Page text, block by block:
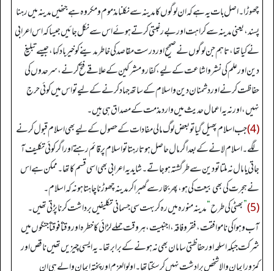
چھوڑا۔ اصل بات یہ ہے کہ ان لوگوں کا مدینہ سے نکلنا مذموم ومکروہ ہے جنھیں مدینہ میں رہنا
پسند، یعنی مدینہ سے کراہت اور بے رغبتی کرتے ہوئے اس سے نکل جائیں جیسا کہ اس اعرابی
نے کیا تھا، تاہم جن لوگوں نے صحیح اور درست مقاصد کی خاطر مدینے کو خیر باد کہا، جیسے تبلیغ
دین اور علم کی نشر واشاعت کے لیے، کفار و مشرکین کے علاقے فتح کرنے، سرحدوں کی
حفاظت کرنے اور دشمنان دین واسلام کے ساتھ جہاد کرنے کے لیے تو اس میں کوئی حرج
نہیں، اور نہ یہ اعمال حدیث میں وارد مذمت کے مصداق ہی ہیں۔
(4) جب اسلام پھیل گیا تو بعض لوگ مالی مفادات کے حصول کے لیے بھی اسلام قبول کرنے
لگے۔ اسلام لانے کے بعد اگر مال حاصل ہوتا رہتا تو اسلام پر قائم رہتے اور اگر کوئی تکلیف آ
جاتی یا مال نہ ملتا تو دین سے طرگشتہ ہوجاتے۔ شاید یہ اعرابی بھی اسی قسم کا تھا۔ ممکن ہے اس
نے ہجرت کی بھی بیعت کی ہو، پھر بخار سے گھبرا کر مدینہ چھوڑنا چاہتا ہو نہ کہ اسلام۔
(5)
”بھٹی کی طرح“مدینہ منورہ میں رہ کر بہت سی جسمانی تکلیفیں برداشت کرنا پڑتی تھیں۔
آب وہوا کی ناموافقت، فقر وفاقہ، اجنبیت، ہر وقت حملے لڑائی کا خطرہ اور وقتاََ فوقتاََ جنگوں میں
شرکت جبکہ اسلحہ اور حفاظتی سامان بھی نہ ہونے کے برابر تھا۔ یہ ایسی چیزیں تھیں ناقص اور
کمزور ایمان والا شخص برادشت نہیں کرسکتا تھا۔ اولوالعزم اور پختہ ایمان والے ہی ان